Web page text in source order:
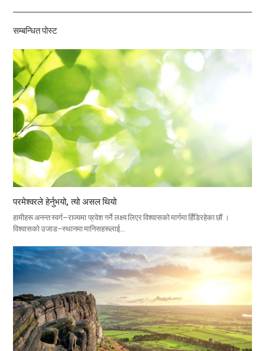
기
सम्बन्धित पोस्ट
परमेश्वरले हेर्नुभयो, त्यो असल थियो
हामीहरू अनन्त स्वर्ग–राज्यमा प्रवेश गर्ने लक्ष्य लिएर विश्वासको मार्गमा हिँडिरहेका छौं ।
विश्वासको उजाड–स्थानमा मानिसहरूलाई…